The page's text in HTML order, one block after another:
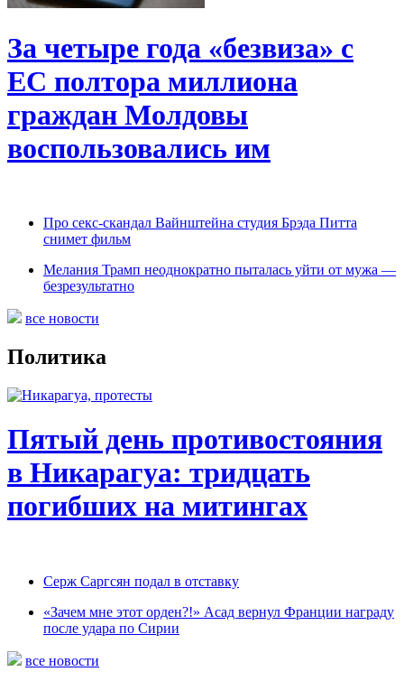
За четыре года «безвиза» с
ЕС полтора миллиона
граждан Молдовы
воспользовались им
Про секс-скандал Вайнштейна студия Брэда Питта
снимет фильм
Мелания Трамп неоднократно пыталась уйти от мужа —
безрезультатно
все новости
Политика
Пятый день противостояния
в Никарагуа: тридцать
погибших на митингах
Серж Саргсян подал в отставку
«Зачем мне этот орден?!» Асад вернул Франции награду
после удара по Сирии
все новости